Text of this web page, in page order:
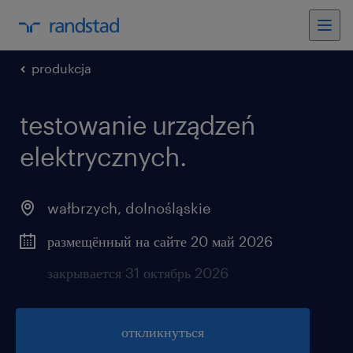
produkcja
testowanie urządzeń
elektrycznych.
wałbrzych, dolnośląskie
размещённый на сайте 20 май 2026
закрывается 31 октябрь 2026
откликнуться